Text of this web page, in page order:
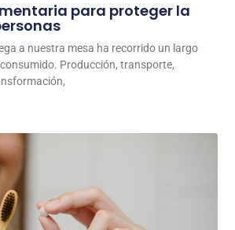
para proteger la
a nuestra mesa ha recorrido un largo
Producción, transporte,